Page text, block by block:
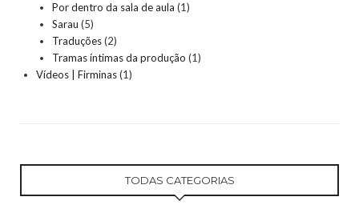
Por dentro da sala de aula (1)
Sarau (5)
Traduções(2)
Tramas íntimas da produção (1)
Vídeos | Firminas(1)
TODAS CATEGORIAS